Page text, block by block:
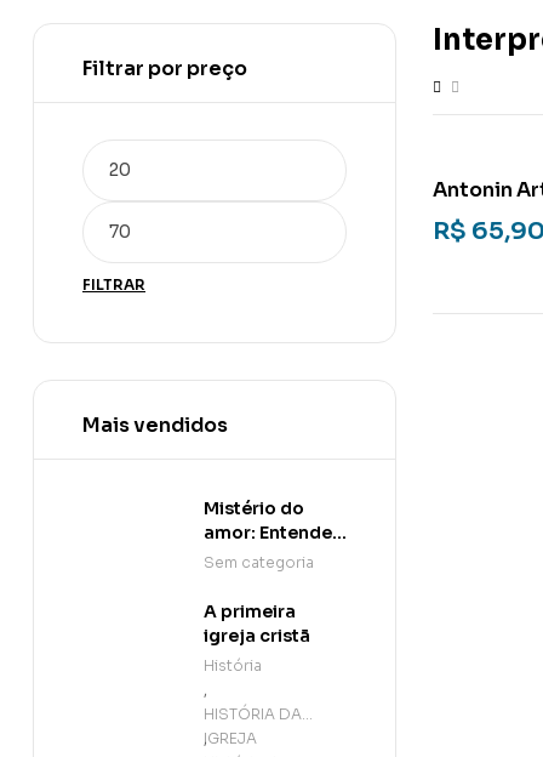
Antonin
R$ 65,90
Filtrar por preço
FILTRAR
Mais vendidos
Mistério do
amor: Entender
para melhor
quaresma, a
semana santa e
a páscoa
Sem categoria
A primeira
igreja cristã
História
,
HISTÓRIA DA
IGREJA
,